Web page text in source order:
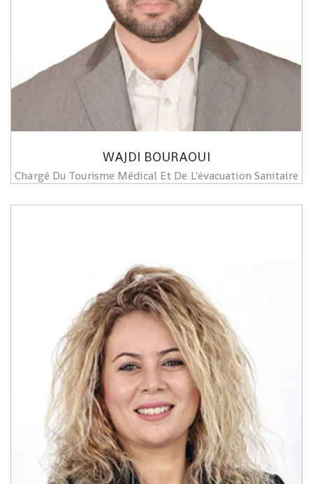
WAJDI BOURAOUI
Chargé Du Tourisme Médical Et De L'évacuation Sanitaire